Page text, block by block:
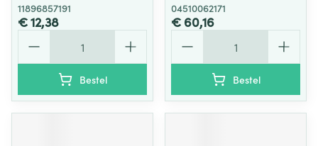
11896857191
€ 12,38
Bestel
04510062171
€ 60,16
Bestel